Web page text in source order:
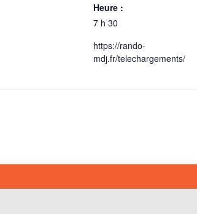
Heure :
7 h 30
https://rando-
mdj.fr/telechargements/